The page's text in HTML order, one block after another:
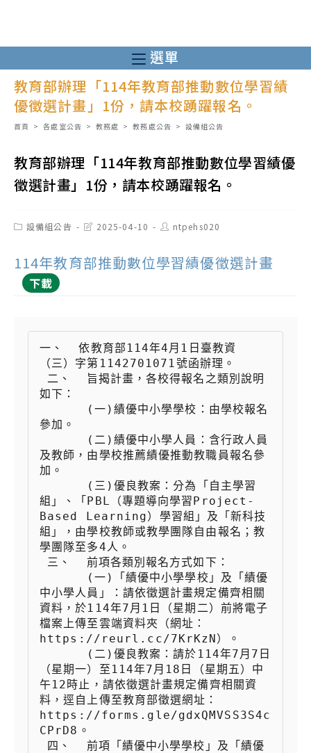
至
主
要
內
選單
教育部辦理「114年教育部推動數位學習績
優徵選計畫」1份，請本校踴躍報名。
首頁 > 各處室公告 > 教務處 > 教務處公告 > 設備組公告
教育部辦理「114年教育部推動數位學習績優
徵選計畫」1份，請本校踴躍報名。
Post設備組公告
Post2025-04-10
Post
author:
ntpehs020
114年教育部推動數位學習績優徵選計畫
下載
一、  依教育部114年4月1日臺教資
（三）字第1142701071號函辦理。
如下：
參加。
及教師，由學校推薦績優推動教職員報名參
加。
組」、「PBL（專題導向學習Project-
Based Learning）學習組」及「新科技
組」，由學校教師或教學團隊自由報名；教
學團隊至多4人。
中小學人員」：請依徵選計畫規定備齊相關
資料，於114年7月1日（星期二）前將電子
檔案上傳至雲端資料夾（網址：
https://reurl.cc/7KrKzN）。
（星期一）至114年7月18日（星期五）中
午12時止，請依徵選計畫規定備齊相關資
料，逕自上傳至教育部徵選網址：
https://forms.gle/gdxQMVSS3S4c
CPrD8。